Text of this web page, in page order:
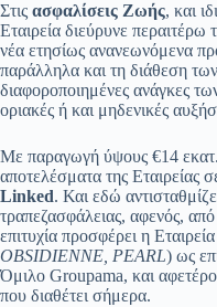
Στις ασφαλίσεις Ζωής, και
Εταιρεία διεύρυνε
νέα ετησίως ανανεωνόμενα
παράλληλα και τη διάθεση
διαφοροποιημένες ανάγκες
οριακές ή και μηδενικές
Με παραγωγή ύψους €14
αποτελέσματα της Εταιρείας
Linked. Και εδώ
τραπεζασφάλειας, αφενός,
επιτυχία προσφέρει η
OBSIDIENNE, PEARL) ως
Όμιλο Groupama, και
που διαθέτει σήμερα.